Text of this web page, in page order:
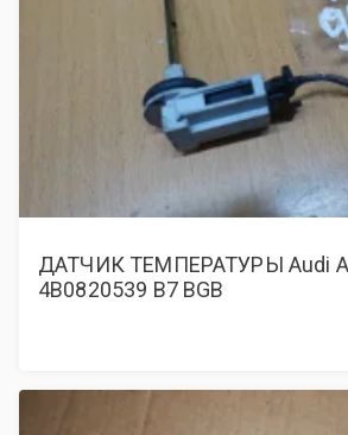
ДАТЧИК ТЕМПЕРАТУРЫ Audi
4B0820539 B7 BGB